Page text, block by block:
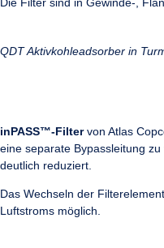
Die Filter sind in Gewinde-,
QDT Aktivkohleadsorber in
inPASS™-Filtervon Atlas
eine separate Bypassleitung
deutlich reduziert.
Das Wechseln der
Luftstroms möglich.